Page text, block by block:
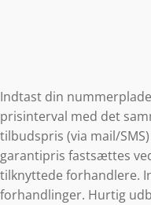
Indtast din
prisinterval med det
tilbudspris (via mail/
garantipris fastsættes
tilknyttede forhandlere.
forhandlinger. Hurtig